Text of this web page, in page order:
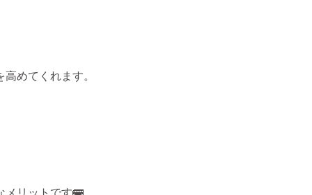
めてくれます。
メリットです🚌